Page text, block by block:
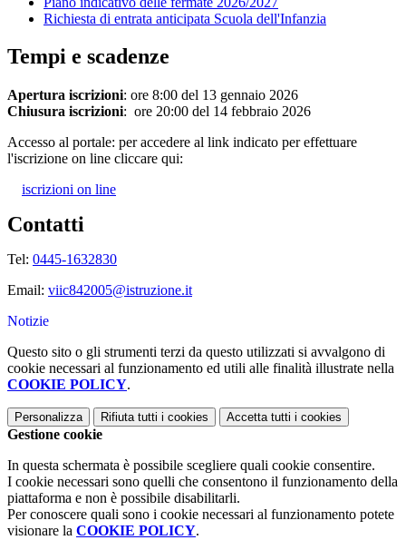
Richiesta di entrata anticipata Scuola dell'Infanzia
Tempi e scadenze
Apertura iscrizioni: ore 8:00 del 13 gennaio 2026
Chiusura iscrizioni: ore 20:00 del 14 febbraio 2026
Accesso al portale: per accedere al link indicato per effettuare
l'iscrizione on line cliccare qui:
iscrizioni on line
Contatti
Tel: 0445-1632830
Email: viic842005@istruzione.it
Notizie
Questo sito o gli strumenti terzi da questo utilizzati si avvalgono di
cookie necessari al funzionamento ed utili alle finalità illustrate nella
COOKIE POLICY.
Personalizza Rifiuta tutti i cookies Accetta tutti i cookies
Gestione cookie
In questa schermata è possibile scegliere quali cookie consentire.
I cookie necessari sono quelli che consentono il funzionamento della
piattaforma e non è possibile disabilitarli.
Per conoscere quali sono i cookie necessari al funzionamento potete
visionare la COOKIE POLICY.